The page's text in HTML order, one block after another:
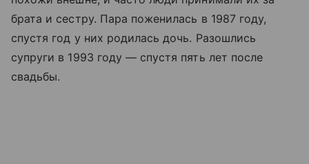
брата и сестру. Пара поженилась в 1987 году,
спустя год у них родилась дочь. Разошлись
супруги в 1993 году — спустя пять лет после
свадьбы.